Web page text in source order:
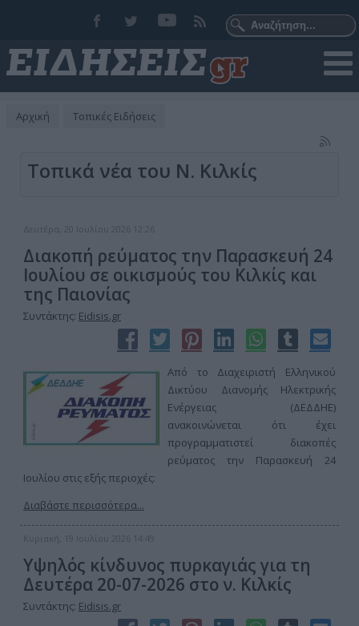
Αρχική Τοπικές Ειδήσεις
Τοπικά νέα του Ν. Κιλκίς
Δευτέρα, 20 Ιουλίου 2026 12:26
Διακοπή ρεύματος την Παρασκευή 24
Ιουλίου σε οικισμούς του Κιλκίς και
της Παιονίας
Συντάκτης: Eidisis.gr
Από το Διαχειριστή Ελληνικού
Δικτύου Διανομής Ηλεκτρικής
Ενέργειας (ΔΕΔΔΗΕ)
ανακοινώνεται ότι έχει
προγραμματιστεί διακοπές
ρεύματος την Παρασκευή 24
Ιουλίου στις εξής περιοχές:
Διαβάστε περισσότερα...
Κυριακή, 19 Ιουλίου 2026 14:49
Υψηλός κίνδυνος πυρκαγιάς για τη
Δευτέρα 20-07-2026 στο ν. Κιλκίς
Συντάκτης: Eidisis.gr